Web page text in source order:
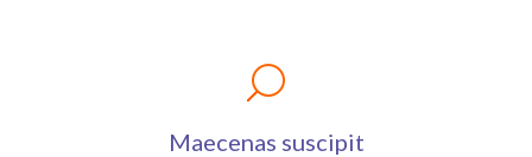
Maecenas suscipit